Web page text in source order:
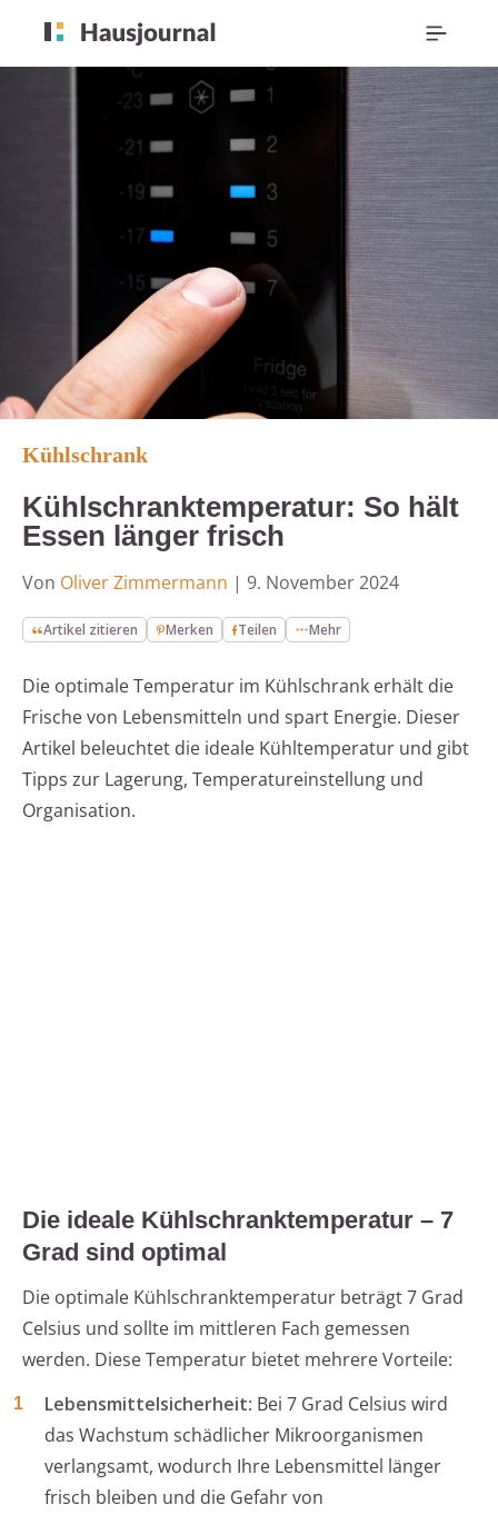
Kühlschrank
Kühlschranktemperatur: So hält
Essen länger frisch
Von Oliver Zimmermann | 9. November 2024
Artikel zitieren Merken Teilen Mehr
Die optimale Temperatur im Kühlschrank erhält die
Frische von Lebensmitteln und spart Energie. Dieser
Artikel beleuchtet die ideale Kühltemperatur und gibt
Tipps zur Lagerung, Temperatureinstellung und
Organisation.
Die ideale Kühlschranktemperatur – 7
Grad sind optimal
Die optimale Kühlschranktemperatur beträgt 7 Grad
Celsius und sollte im mittleren Fach gemessen
werden. Diese Temperatur bietet mehrere Vorteile:
Lebensmittelsicherheit: Bei 7 Grad Celsius wird
das Wachstum schädlicher Mikroorganismen
verlangsamt, wodurch Ihre Lebensmittel länger
frisch bleiben und die Gefahr von